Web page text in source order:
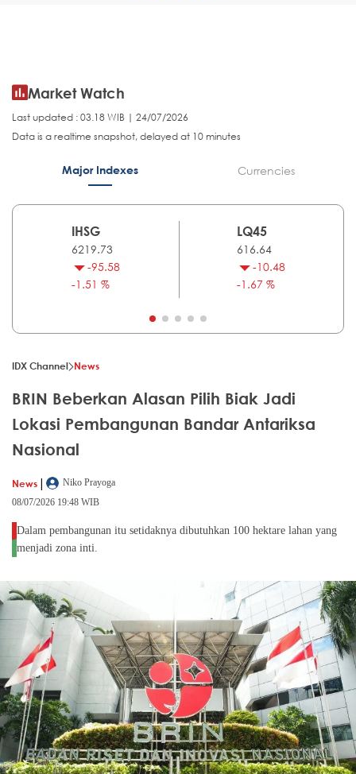
Market Watch
Last updated : 03.18 WIB | 24/07/2026
Data is a realtime snapshot, delayed at 10 minutes
Major Indexes Currencies
IHSG
6219.73
-95.58
-1.51 %
LQ45
616.64
-10.48
-1.67 %
IDX Channel News
BRIN Beberkan Alasan Pilih Biak Jadi
Lokasi Pembangunan Bandar Antariksa
Nasional
News |
Niko Prayoga
08/07/2026 19:48 WIB
Dalam pembangunan itu setidaknya dibutuhkan 100 hektare lahan yang
menjadi zona inti.